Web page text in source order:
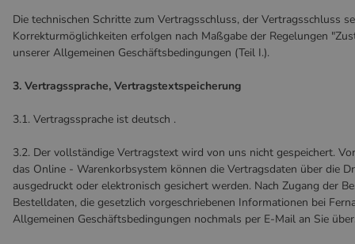
Die technischen Schritte zum Vertragsschluss, der Vertragsschluss
Korrekturmöglichkeiten erfolgen nach Maßgabe der Regelungen
unserer Allgemeinen Geschäftsbedingungen (Teil I.).
3. Vertragssprache, Vertragstextspeicherung
3.1. Vertragssprache ist deutsch .
3.2. Der vollständige Vertragstext wird von uns nicht gespeichert.
das Online - Warenkorbsystem können die Vertragsdaten über die
ausgedruckt oder elektronisch gesichert werden. Nach Zugang der
Bestelldaten, die gesetzlich vorgeschriebenen Informationen bei
Allgemeinen Geschäftsbedingungen nochmals per E-Mail an Sie